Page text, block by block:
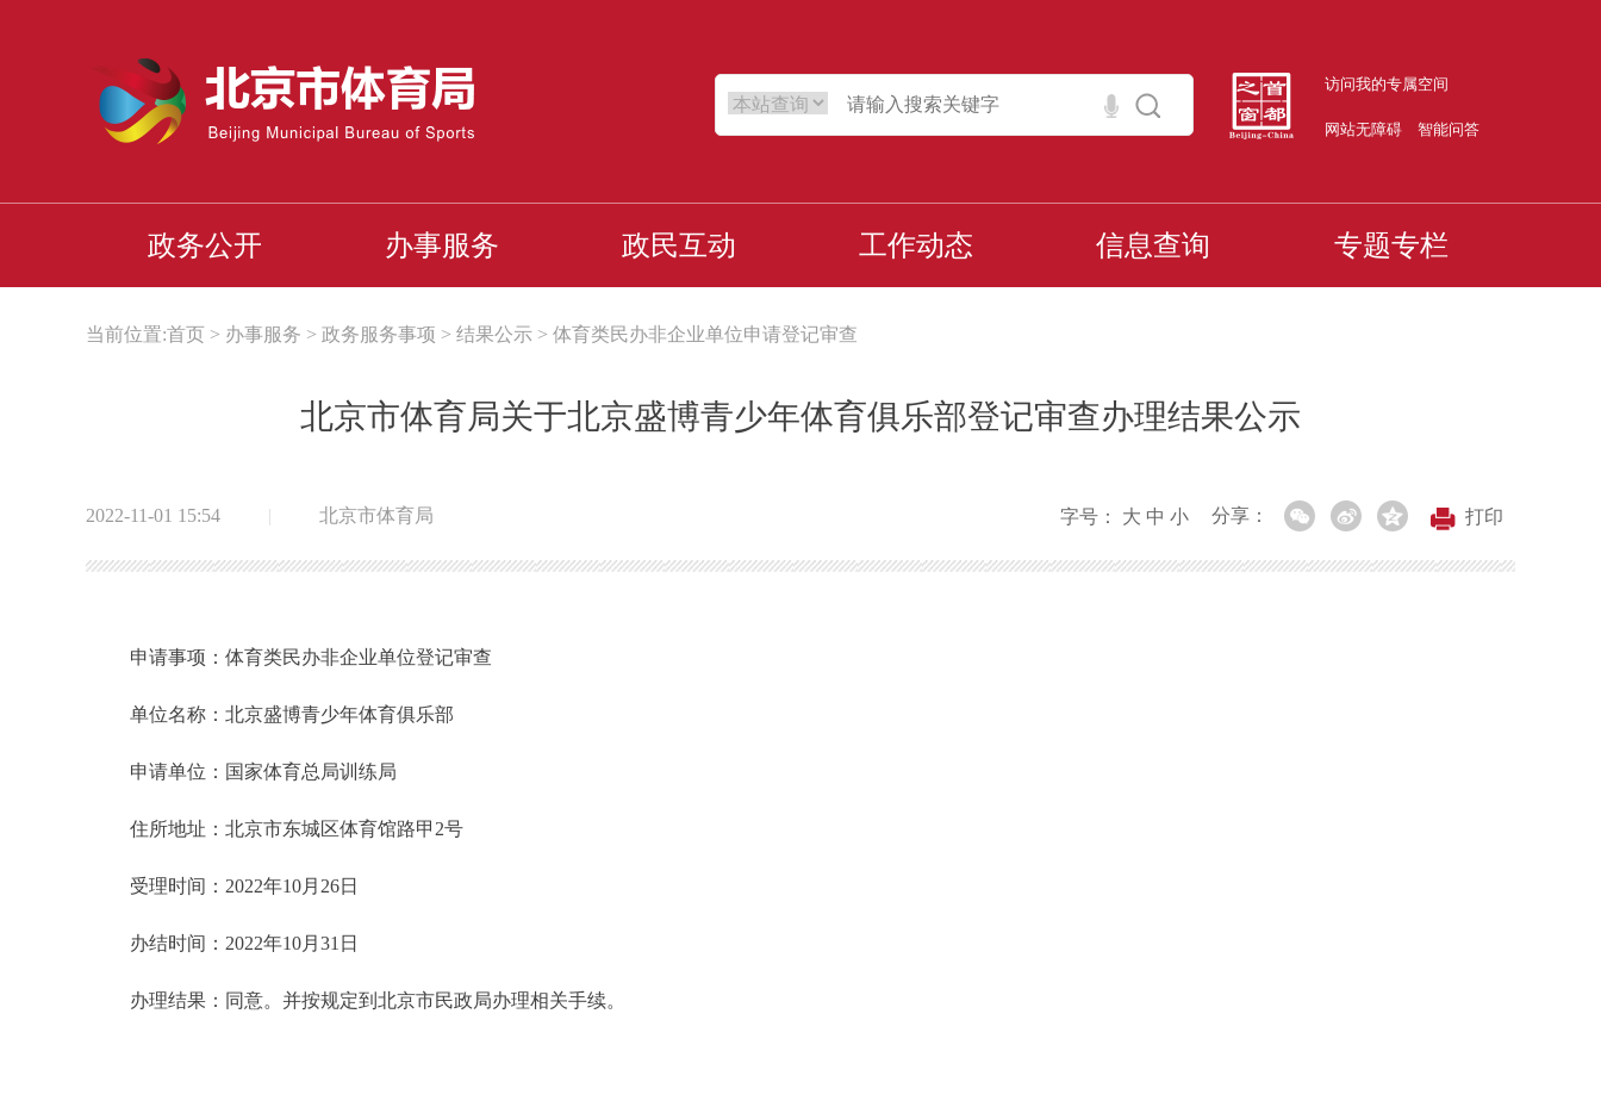
访问我的专属空间
网站无障碍 智能问答
政务公开 办事服务 政民互动 工作动态 信息查询 专题专栏
当前位置:首页 > 办事服务 > 政务服务事项 > 结果公示 > 体育类民办非企业单位申请登记审查
北京市体育局关于北京盛博青少年体育俱乐部登记审查办理结果公示
2022-11-01 15:54 | 北京市体育局 字号： 大 中 小 分享： 打印
申请事项：体育类民办非企业单位登记审查
单位名称：北京盛博青少年体育俱乐部
申请单位：国家体育总局训练局
住所地址：北京市东城区体育馆路甲2号
受理时间：2022年10月26日
办结时间：2022年10月31日
办理结果：同意。并按规定到北京市民政局办理相关手续。